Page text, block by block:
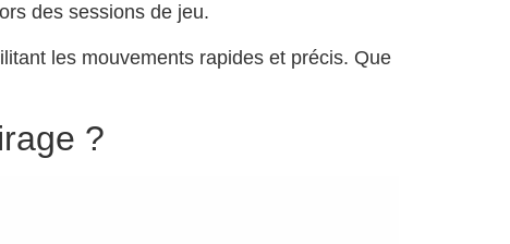
des sessions de jeu.
les mouvements rapides et précis. Que
?